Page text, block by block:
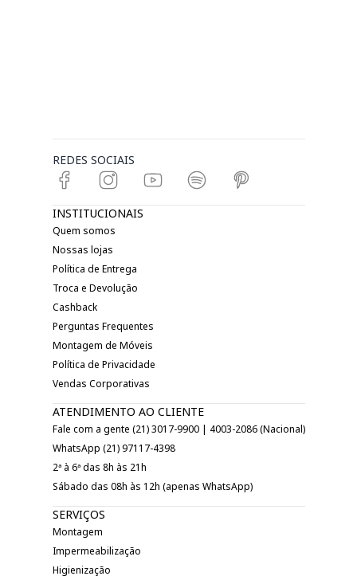
REDES SOCIAIS
INSTITUCIONAIS
Quem somos
Nossas lojas
Política de Entrega
Troca e Devolução
Cashback
Perguntas Frequentes
Montagem de Móveis
Política de Privacidade
Vendas Corporativas
ATENDIMENTO AO CLIENTE
Fale com a gente (21) 3017-9900 | 4003-2086 (Nacional)
WhatsApp (21) 97117-4398
2ª à 6ª das 8h às 21h
Sábado das 08h às 12h (apenas WhatsApp)
SERVIÇOS
Montagem
Impermeabilização
Higienização